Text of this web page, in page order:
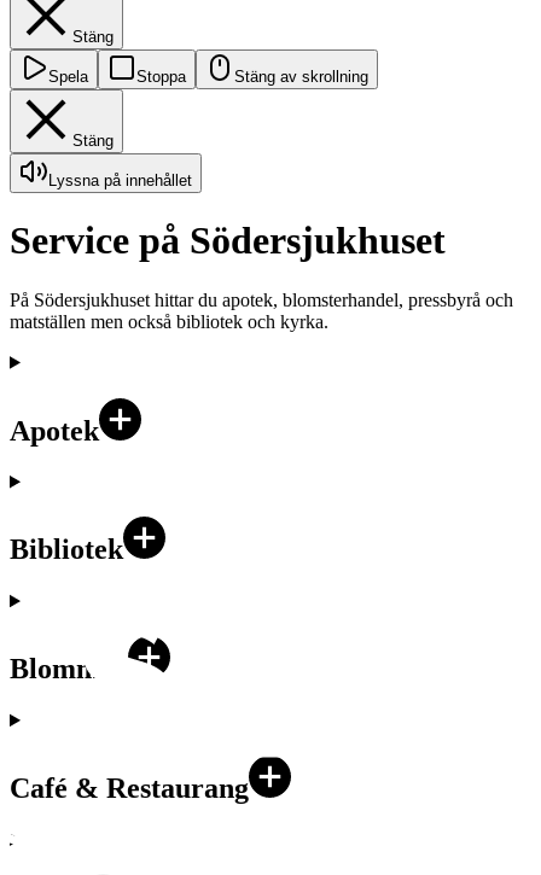
Stäng
Spela Stoppa Stäng av skrollning
Stäng
Lyssna på innehållet
Service på Södersjukhuset
På Södersjukhuset hittar du apotek, blomsterhandel, pressbyrå och
matställen men också bibliotek och kyrka.
Apotek
Bibliotek
Blommor
Café & Restaurang